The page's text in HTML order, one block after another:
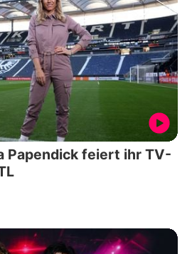
Papendick feiert ihr TV-